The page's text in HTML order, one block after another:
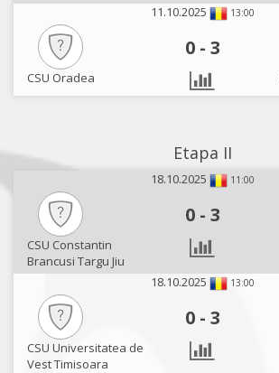
11.10.2025 13:00
0 - 3
CSU Oradea
Etapa II
18.10.2025 11:00
0 - 3
CSU Constantin
Brancusi Targu Jiu
18.10.2025
13:00
0 - 3
CSU Universitatea de
Vest Timisoara